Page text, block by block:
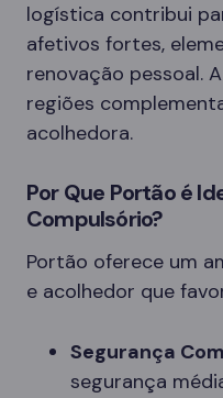
logística contribui
afetivos fortes,
renovação pessoal.
regiões
acolhedora.
Por Que Portão é
Compulsório?
Portão oferece um
e acolhedor que
Segurança
segurança